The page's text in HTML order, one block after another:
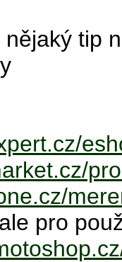
tip
pro